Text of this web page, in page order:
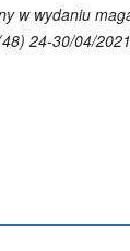
w wydaniu
24-30/04/2021